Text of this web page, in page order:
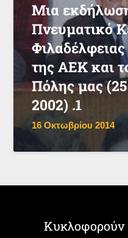
Μια
Πνευματικό
της ΑΕΚ και
Πόλης μας
2002) .1
16 Οκτωβρίου 2014
Κυκλοφορούν